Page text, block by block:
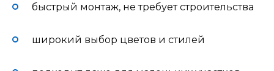
быстрый монтаж, не требует строительства
широкий выбор цветов и стилей